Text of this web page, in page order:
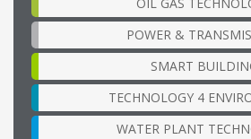
OIL GAS
POWER &
SMART
TECHNOLOGY 4
WATER PLANT